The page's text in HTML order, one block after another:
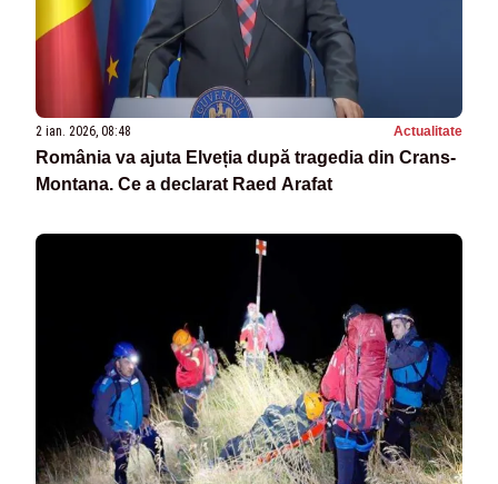
2 ian. 2026, 08:48 Actualitate
România va ajuta Elveția după tragedia din Crans-
Montana. Ce a declarat Raed Arafat